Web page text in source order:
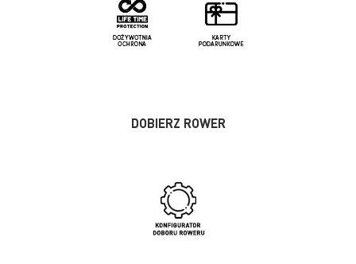
DOBIERZ ROWER